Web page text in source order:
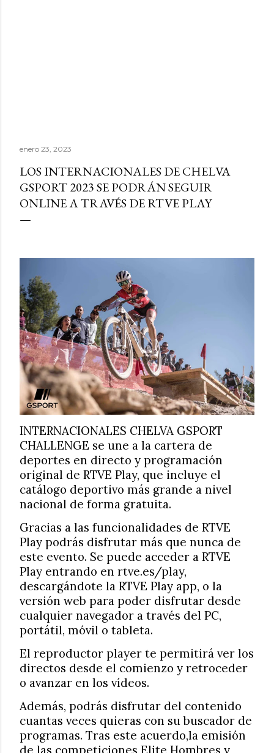
enero 23, 2023
LOS INTERNACIONALES DE CHELVA
GSPORT 2023 SE PODRÁN SEGUIR
ONLINE A TRAVÉS DE RTVE PLAY
INTERNACIONALES CHELVA GSPORT
CHALLENGE se une a la cartera de
deportes en directo y programación
original de RTVE Play, que incluye el
catálogo deportivo más grande a nivel
nacional de forma gratuita.
Gracias a las funcionalidades de RTVE
Play podrás disfrutar más que nunca de
este evento. Se puede acceder a RTVE
Play entrando en rtve.es/play,
descargándote la RTVE Play app, o la
versión web para poder disfrutar desde
cualquier navegador a través del PC,
portátil, móvil o tableta.
El reproductor player te permitirá ver los
directos desde el comienzo y retroceder
o avanzar en los vídeos.
Además, podrás disfrutar del contenido
cuantas veces quieras con su buscador de
programas. Tras este acuerdo,la emisión
de las competiciones Elite Hombres y